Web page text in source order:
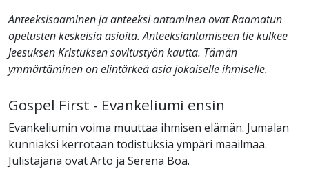
Anteeksisaaminen ja anteeksi antaminen ovat Raamatun
opetusten keskeisiä asioita. Anteeksiantamiseen tie kulkee
Jeesuksen Kristuksen sovitustyön kautta. Tämän
ymmärtäminen on elintärkeä asia jokaiselle ihmiselle.
Gospel First - Evankeliumi ensin
Evankeliumin voima muuttaa ihmisen elämän. Jumalan
kunniaksi kerrotaan todistuksia ympäri maailmaa.
Julistajana ovat Arto ja Serena Boa.